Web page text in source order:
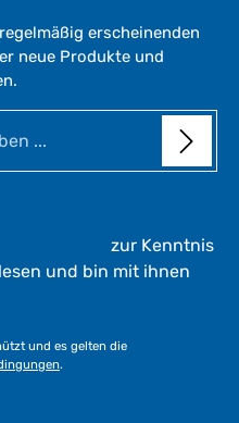
erscheinenden
neue Produkte und
zur Kenntnis
und bin mit ihnen
und es gelten die
.